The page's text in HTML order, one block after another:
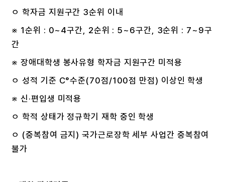
ㅇ 학자금 지원구간 3순위 이내
※ 1순위 : 0~4구간, 2순위 : 5~6구간, 3순위 : 7~9구
간
※ 장애대학생 봉사유형 학자금 지원구간 미적용
ㅇ 성적 기준 C°수준(70점/100점 만점) 이상인 학생
※ 신·편입생 미적용
ㅇ 학적 상태가 정규학기 재학 중인 학생
ㅇ (중복참여 금지) 국가근로장학 세부 사업간 중복참여
불가